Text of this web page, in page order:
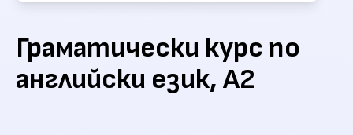
Граматически курс по
английски език, А2